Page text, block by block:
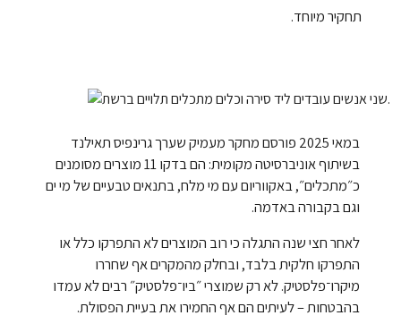
תחקיר מיוחד.
במאי 2025 פורסם מחקר מעמיק שערך גרינפיס תאילנד
בשיתוף אוניברסיטה מקומית: הם בדקו 11 מוצרים מסומנים
כ״מתכלים״, באקווריום עם מי מלח, בתנאים טבעיים של מי ים
וגם בקבורה באדמה.
לאחר חצי שנה התגלה כי רוב המוצרים לא התפרקו כלל או
התפרקו חלקית בלבד, ובחלק מהמקרים אף שחררו
מיקרו־פלסטיק. לא רק שמוצרי ״ביו־פלסטיק״ רבים לא עמדו
בהבטחות – לעיתים הם אף החמירו את בעיית הפסולת.